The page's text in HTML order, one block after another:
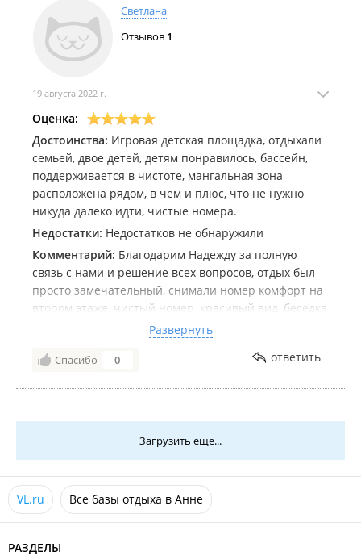
автомобилей. Так же бассейн можно было сделать
побольше , чтоб там купались не только дети .
Светлана
Отзывов 1
19 августа 2022 г.
Оценка:
Достоинства: Игровая детская площадка, отдыхали
семьей, двое детей, детям понравилось, бассейн,
поддерживается в чистоте, мангальная зона
расположена рядом, в чем и плюс, что не нужно
никуда далеко идти, чистые номера.
Недостатки: Недостатков не обнаружили
Комментарий: Благодарим Надежду за полную
связь с нами и решение всех вопросов, отдых был
просто замечательный, снимали номер комфорт на
втором этаже, чистый номер, красивый вид, беседка
убрана, отдыхали с полным комфортом, вернёмся
ещё не раз с удовольствием. Особенно понравилось
,что на базе отдыхают в основном все семейные ,не
Развернуть
Спасибо 0 ответить
Загрузить еще...
VL.ru Все базы отдыха в Анне
РАЗДЕЛЫ